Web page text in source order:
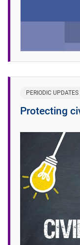
PERIODIC
Protecting